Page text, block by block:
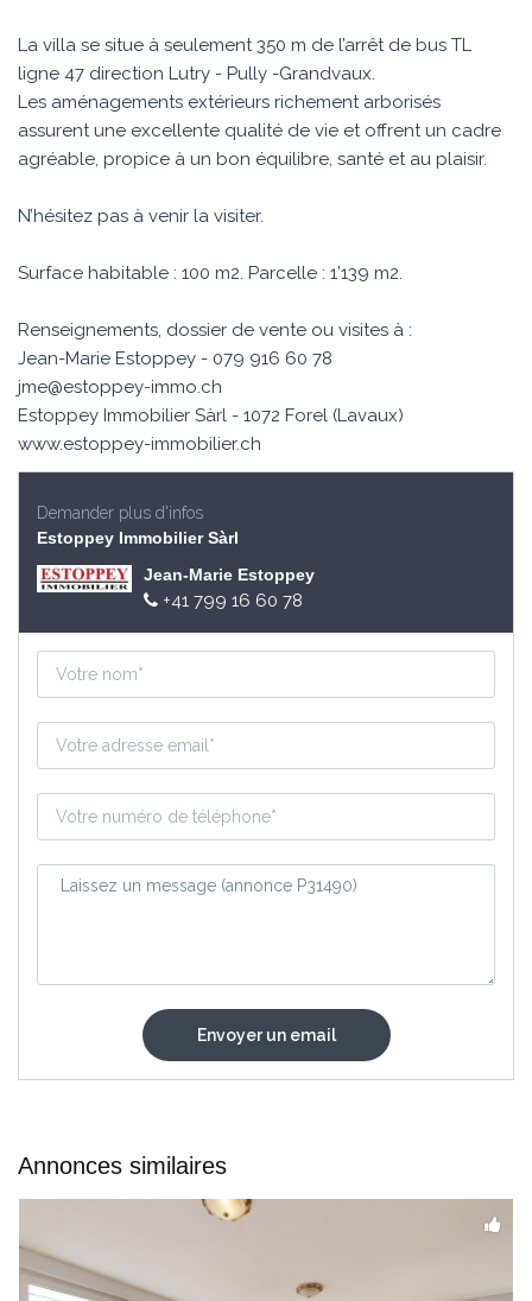
La villa se situe à seulement 350 m de l’arrêt de bus TL
ligne 47 direction Lutry - Pully -Grandvaux.
Les aménagements extérieurs richement arborisés
assurent une excellente qualité de vie et offrent un cadre
agréable, propice à un bon équilibre, santé et au plaisir.
N’hésitez pas à venir la visiter.
Surface habitable : 100 m2. Parcelle : 1’139 m2.
Renseignements, dossier de vente ou visites à :
Jean-Marie Estoppey - 079 916 60 78
jme@estoppey-immo.ch
Estoppey Immobilier Sàrl - 1072 Forel (Lavaux)
www.estoppey-immobilier.ch
Demander plus d'infos
Estoppey Immobilier Sàrl
Jean-Marie Estoppey
+41 799 16 60 78
Annonces similaires